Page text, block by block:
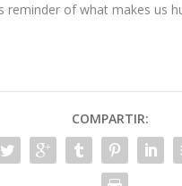
reminder of what makes us
COMPARTIR: